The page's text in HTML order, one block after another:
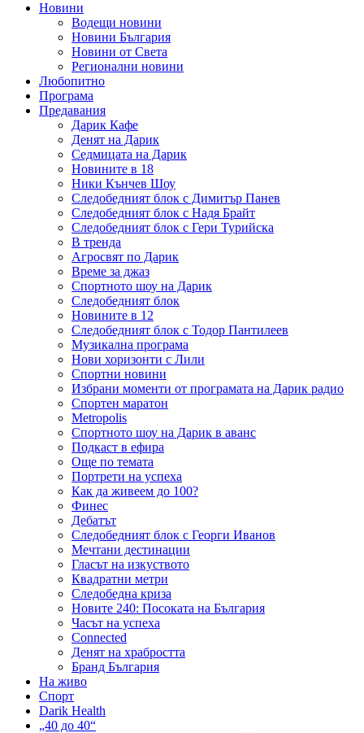
Новини
Водещи новини
Новини България
Новини от Света
Регионални новини
Любопитно
Програма
Предавания
Дарик Кафе
Денят на Дарик
Седмицата на Дарик
Новините в 18
Ники Кънчев Шоу
Следобедният блок с Димитър Панев
Следобедният блок с Надя Брайт
Следобедният блок с Гери Турийска
В тренда
Агросвят по Дарик
Време за джаз
Спортното шоу на Дарик
Следобедният блок
Новините в 12
Следобедният блок с Тодор Пантилеев
Музикална програма
Нови хоризонти с Лили
Спортни новини
Избрани моменти от програмата на Дарик радио
Спортен маратон
Metropolis
Спортното шоу на Дарик в аванс
Подкаст в ефира
Още по темата
Портрети на успеха
Как да живеем до 100?
Финес
Дебатът
Следобедният блок с Георги Иванов
Мечтани дестинации
Гласът на изкуството
Квадратни метри
Следобедна криза
Новите 240: Посоката на България
Часът на успеха
Connected
Денят на храбростта
Бранд България
На живо
Спорт
Darik Health
„40 до 40“